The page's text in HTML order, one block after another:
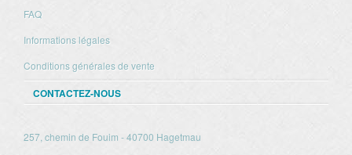
FAQ
Informations légales
Conditions générales de vente
CONTACTEZ-NOUS
257, chemin de Fouim - 40700 Hagetmau